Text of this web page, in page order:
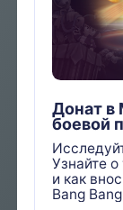
Донат в
боевой
Узнайте о
и как
Bang